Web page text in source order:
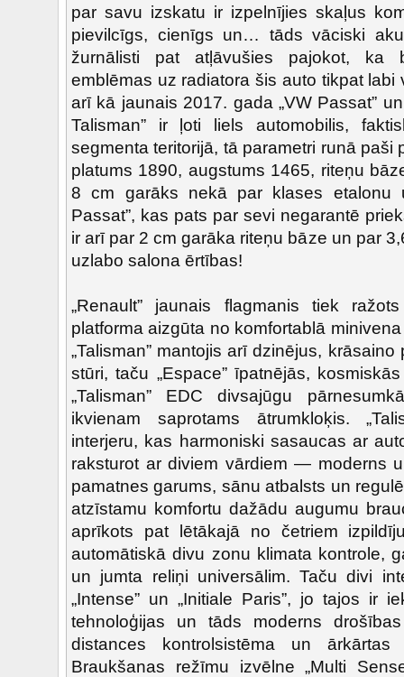
par savu izskatu ir izpelnījies skaļus
pievilcīgs, cienīgs un… tāds vāciski
žurnālisti pat atļāvušies pajokot, ka
emblēmas uz radiatora šis auto tikpat labi
arī kā jaunais 2017. gada „VW Passat”
Talisman” ir ļoti liels automobilis,
segmenta teritorijā, tā parametri runā
platums 1890, augstums 1465, riteņu
8 cm garāks nekā par klases etalonu
Passat”, kas pats par sevi negarantē
ir arī par 2 cm garāka riteņu bāze un par
uzlabo salona ērtības!
„Renault” jaunais flagmanis tiek
platforma aizgūta no komfortablā
„Talisman” mantojis arī dzinējus,
stūri, taču „Espace” īpatnējās,
„Talisman” EDC divsajūgu
ikvienam saprotams ātrumkloķis.
interjeru, kas harmoniski sasaucas ar
raksturot ar diviem vārdiem — moderns
pamatnes garums, sānu atbalsts un
atzīstamu komfortu dažādu augumu
aprīkots pat lētākajā no četriem
automātiskā divu zonu klimata kontrole,
un jumta reliņi universālim. Taču divi
„Intense” un „Initiale Paris”, jo tajos ir
tehnoloģijas un tāds moderns
distances kontrolsistēma un ārkārtas
Braukšanas režīmu izvēlne „Multi